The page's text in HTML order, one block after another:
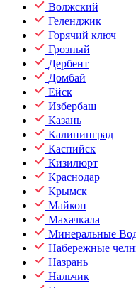
Волжский
Геленджик
Горячий ключ
Грозный
Дербент
Домбай
Ейск
Избербаш
Казань
Калининград
Каспийск
Кизилюрт
Краснодар
Крымск
Майкоп
Махачкала
Минеральные
Набережные
Назрань
Нальчик